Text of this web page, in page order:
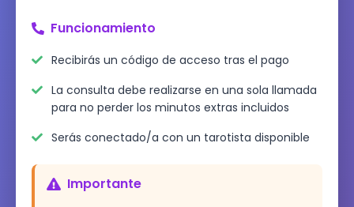
Funcionamiento
Recibirás un código de acceso tras el pago
La consulta debe realizarse en una sola llamada
para no perder los minutos extras incluidos
Serás conectado/a con un tarotista disponible
Importante